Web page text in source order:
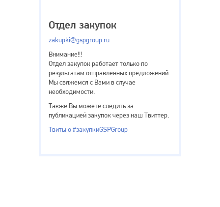
Отдел закупок
zakupki@gspgroup.ru
Внимание!!!
Отдел закупок работает только по
результатам отправленных предложений.
Мы свяжемся с Вами в случае
необходимости.
Также Вы можете следить за
публикацией закупок через наш Твиттер.
Твиты о #закупкиGSPGroup